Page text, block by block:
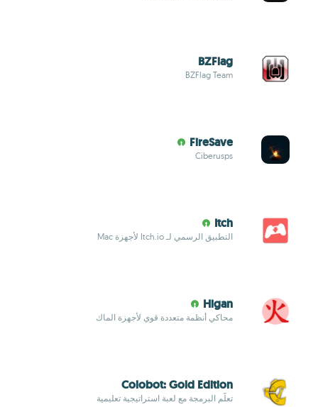
BZFlag
BZFlag Team
FireSave
Ciberusps
Itch
التطبيق الرسمي لـ Itch.io لأجهزة Mac
Higan
محاكي أنظمة متعددة قوي لأجهزة الماك
Colobot: Gold Edition
تعلّم البرمجة مع لعبة استراتيجية تعليمية